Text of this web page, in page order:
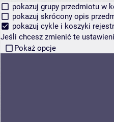
pokazuj grupy przedmiotu w
pokazuj skrócony opis
pokazuj cykle i koszyki
Jeśli chcesz zmienić te
Pokaż opcje